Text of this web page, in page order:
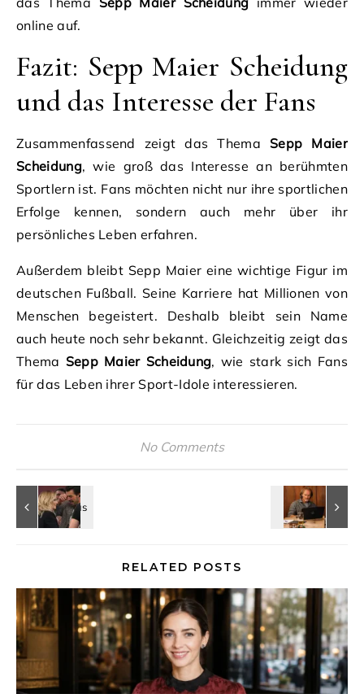
online auf.
Fazit: Sepp Maier Scheidung
und das Interesse der Fans
Zusammenfassend zeigt das ThemaSepp Maier
Scheidung, wie groß das Interesse an berühmten
Sportlern ist. Fans möchten nicht nur ihre sportlichen
Erfolge kennen, sondern auch mehr über ihr
persönliches Leben erfahren.
Außerdem bleibt Sepp Maier eine wichtige Figur im
deutschen Fußball. Seine Karriere hat Millionen von
Menschen begeistert. Deshalb bleibt sein Name
auch heute noch sehr bekannt. Gleichzeitig zeigt das
Thema Sepp Maier Scheidung, wie stark sich Fans
für das Leben ihrer Sport-Idole interessieren.
No Comments
RELATED POSTS